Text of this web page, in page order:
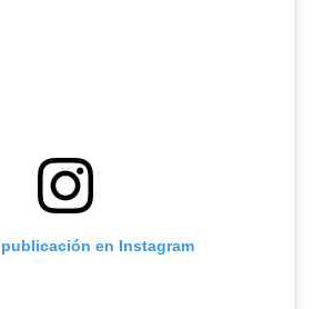
publicación en Instagram